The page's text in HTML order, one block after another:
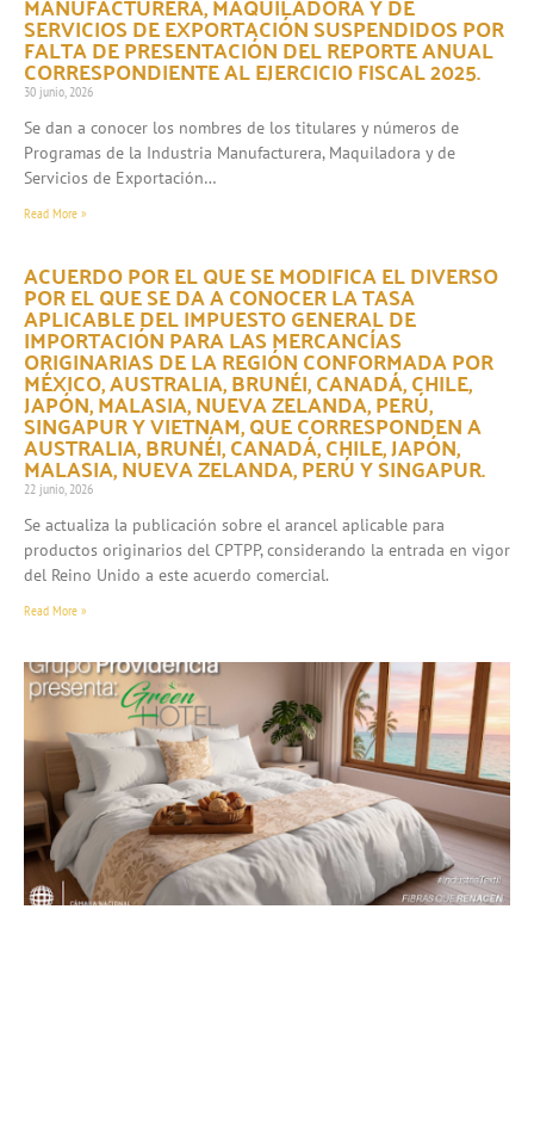
SERVICIOS DE EXPORTACIÓN SUSPENDIDOS POR
FALTA DE PRESENTACIÓN DEL REPORTE ANUAL
CORRESPONDIENTE AL EJERCICIO FISCAL 2025.
30 junio, 2026
Se dan a conocer los nombres de los titulares y números de
Programas de la Industria Manufacturera, Maquiladora y de
Servicios de Exportación…
Read More »
ACUERDO POR EL QUE SE MODIFICA EL DIVERSO
POR EL QUE SE DA A CONOCER LA TASA
APLICABLE DEL IMPUESTO GENERAL DE
IMPORTACIÓN PARA LAS MERCANCÍAS
ORIGINARIAS DE LA REGIÓN CONFORMADA POR
MÉXICO, AUSTRALIA, BRUNÉI, CANADÁ, CHILE,
JAPÓN, MALASIA, NUEVA ZELANDA, PERÚ,
SINGAPUR Y VIETNAM, QUE CORRESPONDEN A
AUSTRALIA, BRUNÉI, CANADÁ, CHILE, JAPÓN,
MALASIA, NUEVA ZELANDA, PERÚ Y SINGAPUR.
22 junio, 2026
Se actualiza la publicación sobre el arancel aplicable para
productos originarios del CPTPP, considerando la entrada en vigor
del Reino Unido a este acuerdo comercial.
Read More »